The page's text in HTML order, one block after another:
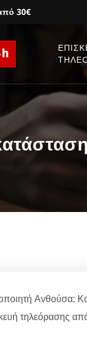
30€
Ανθούσα:
τηλεόρασης